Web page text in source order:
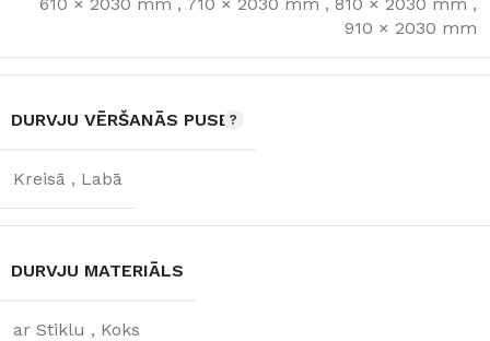
910 × 2030 mm
DURVJU VĒRŠANĀS PUSE
Kreisā , Labā
DURVJU MATERIĀLS
ar Stiklu , Koks